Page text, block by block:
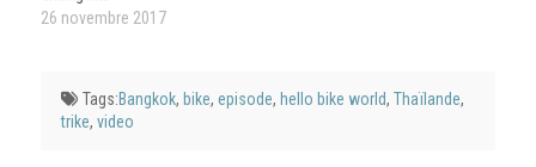
26 novembre 2017
Tags:Bangkok, bike,episode, hello bike world,Thaïlande,
trike,video